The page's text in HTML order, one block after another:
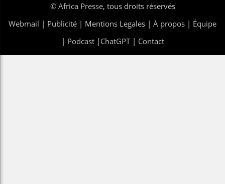
© Africa Presse, tous droits réservés
Webmail | Publicité | Mentions Legales | À propos | Équipe
| Podcast| ChatGPT| Contact